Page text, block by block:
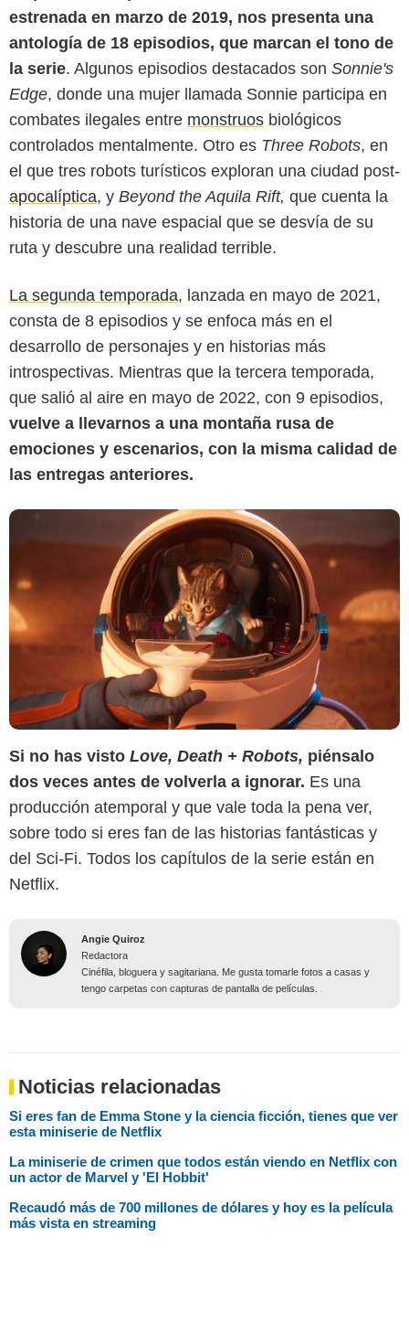
estrenada en marzo de 2019, nos presenta una
antología de 18 episodios, que marcan el tono de
la serie. Algunos episodios destacados son Sonnie's
Edge, donde una mujer llamada Sonnie participa en
combates ilegales entre monstruos biológicos
controlados mentalmente. Otro es Three Robots, en
el que tres robots turísticos exploran una ciudad post-
apocalíptica, y Beyond the Aquila Rift, que cuenta la
historia de una nave espacial que se desvía de su
ruta y descubre una realidad terrible.
La segunda temporada, lanzada en mayo de 2021,
consta de 8 episodios y se enfoca más en el
desarrollo de personajes y en historias más
introspectivas. Mientras que la tercera temporada,
que salió al aire en mayo de 2022, con 9 episodios,
vuelve a llevarnos a una montaña rusa de
emociones y escenarios, con la misma calidad de
las entregas anteriores.
Rotten Tomatoes
Si no has visto Love, Death + Robots, piénsalo
dos veces antes de volverla a ignorar. Es una
producción atemporal y que vale toda la pena ver,
sobre todo si eres fan de las historias fantásticas y
del Sci-Fi. Todos los capítulos de la serie están en
Netflix.
Angie Quiroz
Redactora
Cinéfila, bloguera y sagitariana. Me gusta tomarle fotos a casas y
tengo carpetas con capturas de pantalla de películas.
Noticias relacionadas
Si eres fan de Emma Stone y la ciencia ficción, tienes que ver
esta miniserie de Netflix
La miniserie de crimen que todos están viendo en Netflix con
un actor de Marvel y 'El Hobbit'
Recaudó más de 700 millones de dólares y hoy es la película
más vista en streaming